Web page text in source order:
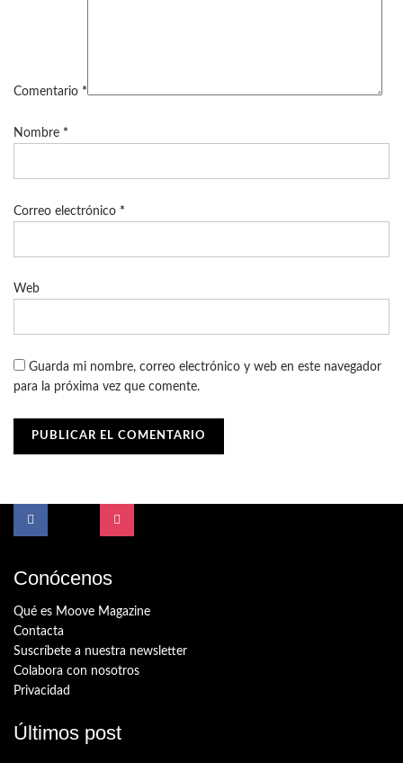
Comentario *
Nombre *
Correo electrónico *
Web
Guarda mi nombre, correo electrónico y web en este navegador
para la próxima vez que comente.
Conócenos
Qué es Moove Magazine
Contacta
Suscríbete a nuestra newsletter
Colabora con nosotros
Privacidad
Últimos post